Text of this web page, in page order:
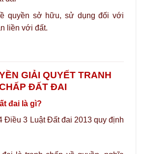
quyền sở hữu, sử dụng đối với
liền với đất.
GIẢI QUYẾT TRANH
ĐẤT ĐAI
đai là gì?
Điều 3 Luật Đất đai 2013 quy định